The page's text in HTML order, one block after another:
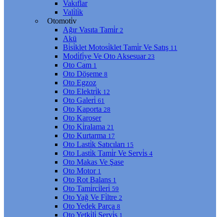
Vakıflar
Vali̇li̇k
Otomoti̇v
Ağır Vasıta Tami̇r 2
Akü
Bi̇si̇klet Motosi̇klet Tami̇r Ve Satış 11
Modi̇fi̇ye Ve Oto Aksesuar 23
Oto Cam 1
Oto Döşeme 8
Oto Egzoz
Oto Elektri̇k 12
Oto Galeri̇ 61
Oto Kaporta 28
Oto Karoser
Oto Ki̇ralama 21
Oto Kurtarma 17
Oto Lasti̇k Satıcıları 15
Oto Lasti̇k Tami̇r Ve Servi̇s 4
Oto Makas Ve Şase
Oto Motor 1
Oto Rot Balans 1
Oto Tami̇rci̇leri̇ 59
Oto Yağ Ve Fi̇ltre 2
Oto Yedek Parça 8
Oto Yetki̇li̇ Servi̇s 1